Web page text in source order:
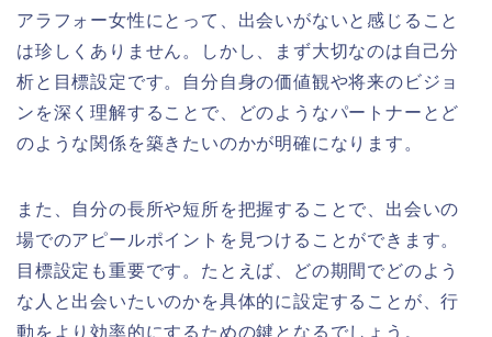
アラフォー女性にとって、出会いがないと感じること
は珍しくありません。しかし、まず大切なのは自己分
析と目標設定です。自分自身の価値観や将来のビジョ
ンを深く理解することで、どのようなパートナーとど
のような関係を築きたいのかが明確になります。
また、自分の長所や短所を把握することで、出会いの
場でのアピールポイントを見つけることができます。
目標設定も重要です。たとえば、どの期間でどのよう
な人と出会いたいのかを具体的に設定することが、行
動をより効率的にするための鍵となるでしょう。